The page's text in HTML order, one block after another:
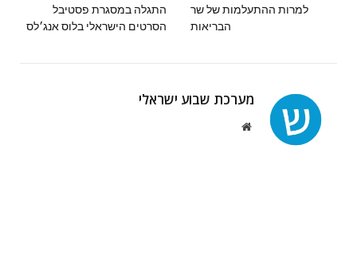
למרות ההתעלמות של שר
הבריאות
התגלה במסגרת פסטיבל
הסרטים הישראלי בלוס אנג׳לס
מערכת שבוע ישראלי
Website